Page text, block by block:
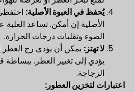
يُحفظ في العبوة الأصلية:
الأصلية إن أمكن. تساعد
الضوء وتقلبات درجات الحرارة.
لا تهتز: يمكن أن يؤدي رج العطر
يؤدي إلى تغيير العطر.
الزجاجة.
اعتبارات لتخزين العطور: